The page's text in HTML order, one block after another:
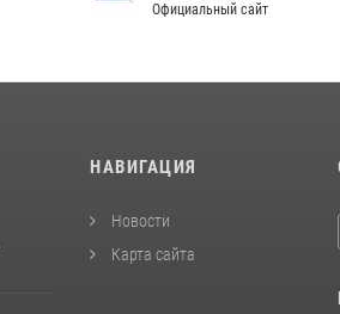
Официальный сайт
НАВИГАЦИЯ
Новости
Карта сайта